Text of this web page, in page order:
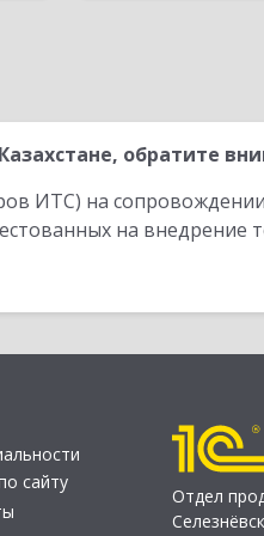
обратите
ИТС) на
на
сайту
Отдел